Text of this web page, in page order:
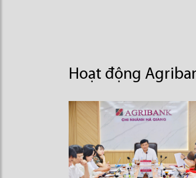
Hoạt động